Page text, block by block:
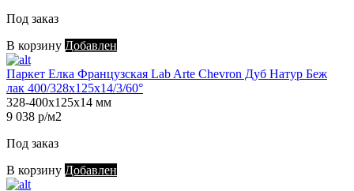
Под заказ
В корзину Добавлен
Паркет Елка Французская Lab Arte Chevron Дуб Натур Беж
лак 400/328х125х14/3/60°
328-400х125х14 мм
9 038 р/м2
Под заказ
В корзину Добавлен